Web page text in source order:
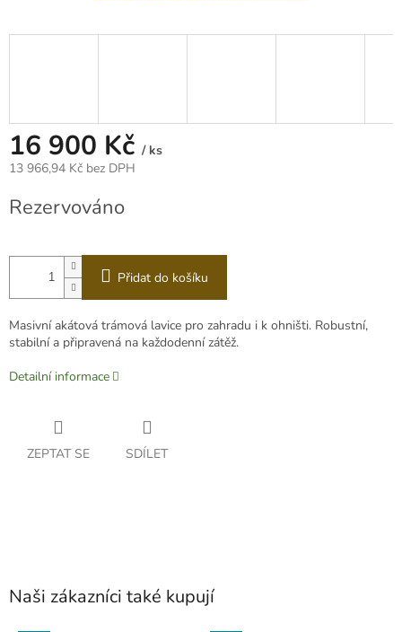
16 900 Kč / ks
13 966,94 Kč bez DPH
cena:
Rezervováno
Přidat do košíku
Masivní akátová trámová lavice pro zahradu i k ohništi. Robustní,
stabilní a připravená na každodenní zátěž.
Detailní informace
ZEPTAT SE SDÍLET
Naši zákazníci také kupují